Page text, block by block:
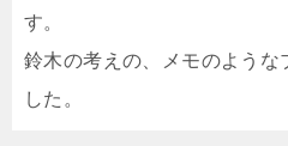
す。
鈴木の考えの、メモのような
した。